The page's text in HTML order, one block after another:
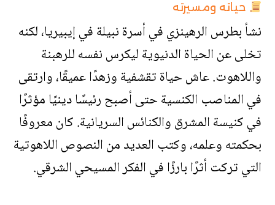
حياته ومسيرته
نشأ بطرس الرهينزي في أسرة نبيلة في إيبيريا، لكنه
تخلى عن الحياة الدنيوية ليكرس نفسه للرهبنة
واللاهوت. عاش حياة تقشفية وزهدًا عميقًا، وارتقى
في المناصب الكنسية حتى أصبح رئيسًا دينيًا مؤثرًا
في كنيسة المشرق والكنائس السريانية. كان معروفًا
بحكمته وعلمه، وكتب العديد من النصوص اللاهوتية
التي تركت أثرًا بارزًا في الفكر المسيحي الشرقي.